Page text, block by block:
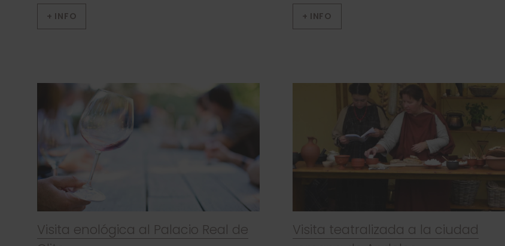
+ INFO + INFO
Visita enológica al Palacio Real de
Visita teatralizada a la ciudad